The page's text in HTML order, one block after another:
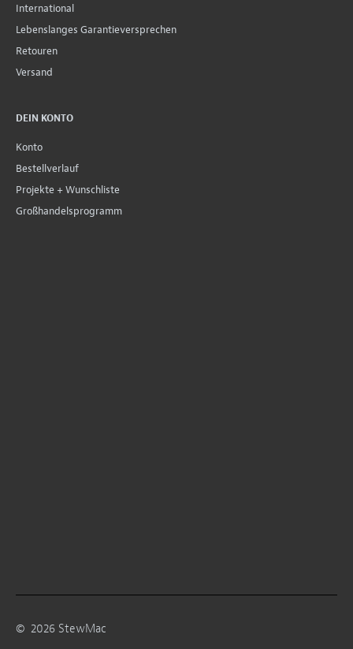
International
Lebenslanges Garantieversprechen
Retouren
Versand
DEIN KONTO
Konto
Bestellverlauf
Projekte + Wunschliste
Großhandelsprogramm
© 2026 StewMac